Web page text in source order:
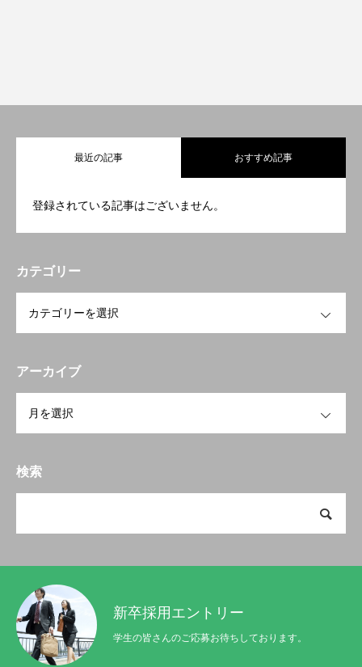
最近の記事 おすすめ記事
登録されている記事はございません。
カテゴリー
アーカイブ
検索
新卒採用エントリー
学生の皆さんのご応募お待ちしております。